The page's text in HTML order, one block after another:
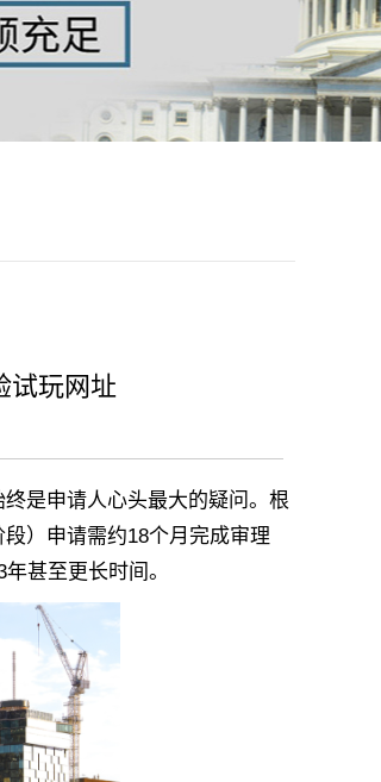
试玩网址
是申请人心头最大的疑问。根
）申请需约18个月完成审理
甚至更长时间。